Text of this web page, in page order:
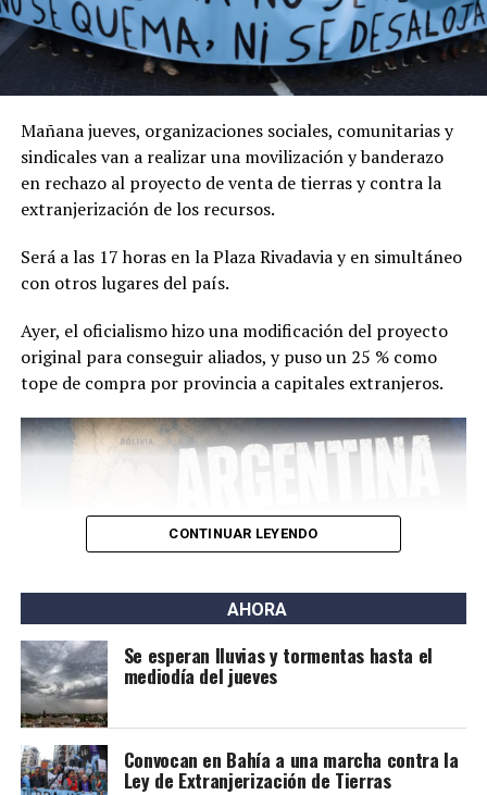
Mañana jueves, organizaciones sociales, comunitarias y
sindicales van a realizar una movilización y banderazo
en rechazo al proyecto de venta de tierras y contra la
extranjerización de los recursos.
Será a las 17 horas en laPlaza Rivadavia y en simultáneo
con otros lugares del país.
Ayer, el oficialismo hizo una modificación del proyecto
original para conseguir aliados, y puso un 25 % como
tope de compra por provincia a capitales extranjeros.
CONTINUAR LEYENDO
AHORA
Se esperan lluvias y tormentas hasta el
mediodía del jueves
Convocan en Bahía a una marcha contra la
Ley de Extranjerización de Tierras